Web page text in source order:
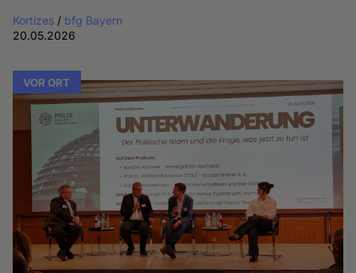
Kortizes / bfg Bayern
20.05.2026
VOR ORT